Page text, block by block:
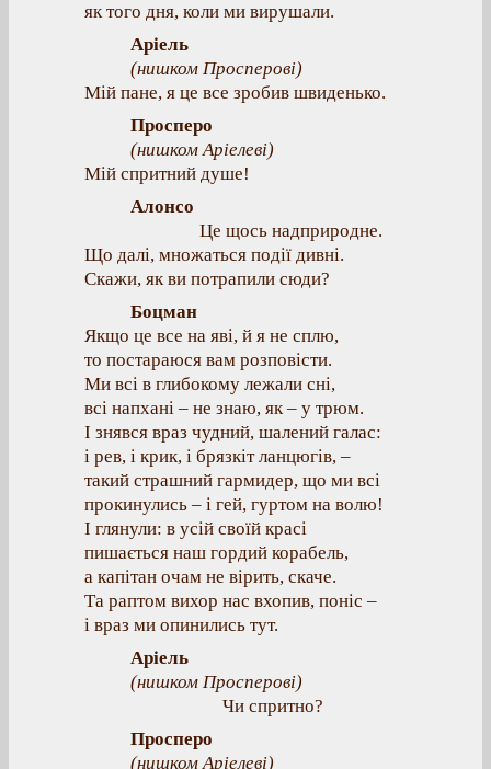
як того дня, коли ми вирушали.
Аріель
(нишком Просперові)
Мій пане, я це все зробив швиденько.
Просперо
(нишком Аріелеві)
Мій спритний душе!
Алонсо
Це щось надприродне.
Що далі, множаться події дивні.
Скажи, як ви потрапили сюди?
Боцман
Якщо це все на яві, й я не сплю,
то постараюся вам розповісти.
Ми всі в глибокому лежали сні,
всі напхані – не знаю, як – у трюм.
І знявся враз чудний, шалений галас:
і рев, і крик, і брязкіт ланцюгів, –
такий страшний гармидер, що ми всі
прокинулись – і гей, гуртом на волю!
І глянули: в усій своїй красі
пишається наш гордий корабель,
а капітан очам не вірить, скаче.
Та раптом вихор нас вхопив, поніс –
і враз ми опинились тут.
Аріель
(нишком Просперові)
Чи спритно?
Просперо
(нишком Аріелеві)